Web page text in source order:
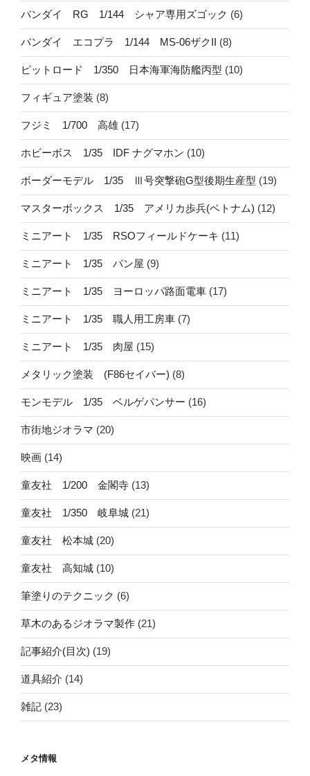
バンダイ RG 1/144 シャア専用ズゴック (6)
バンダイ エコプラ 1/144 MS-06ザクII (8)
ピットロード 1/350 日本海軍海防艦丙型 (10)
フィギュア塗装 (8)
フジミ 1/700 高雄 (17)
ホビーボス 1/35 IDF ナグマホン (10)
ボーダーモデル 1/35 Ⅲ号突撃砲G型後期生産型 (19)
マスターボックス 1/35 アメリカ歩兵(ベトナム) (12)
ミニアート 1/35 RSOフィールドケーキ (11)
ミニアート 1/35 パン屋 (9)
ミニアート 1/35 ヨーロッパ路面電車 (17)
ミニアート 1/35 職人用工房車 (7)
ミニアート 1/35 肉屋 (15)
メタリック塗装 (F86セイバー) (8)
モンモデル 1/35 ベルゲパンサー (16)
市街地ジオラマ (20)
映画 (14)
童友社 1/200 金閣寺 (13)
童友社 1/350 岐阜城 (21)
童友社 松本城 (20)
童友社 高知城 (10)
筆塗りのテクニック (6)
草木のあるジオラマ製作 (21)
記事紹介(目次) (19)
道具紹介 (14)
雑記 (23)
メタ情報